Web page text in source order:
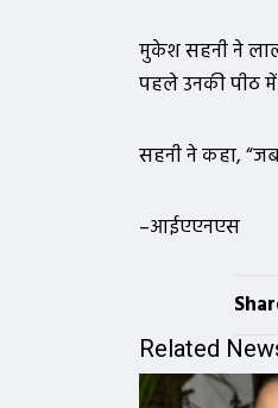
मुकेश सहनी ने
पहले उनकी पीठ में
सहनी ने कहा,
–आईएएनएस
Related